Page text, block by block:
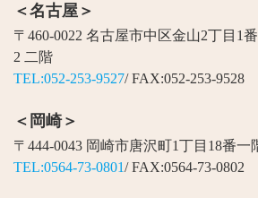
＜名古屋＞
〒460-0022 名古屋市中区金山2丁目1
2 二階
TEL:052-253-9527/ FAX:052-253-9528
＜岡崎＞
〒444-0043 岡崎市唐沢町1丁目18番一
TEL:0564-73-0801/ FAX:0564-73-0802